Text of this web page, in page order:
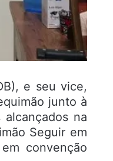
e seu vice,
junto à
na
Seguir em
convenção